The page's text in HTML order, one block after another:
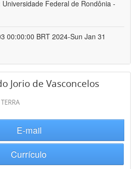
Universidade Federal de Rondônia -
00:00:00 BRT 2024-Sun Jan 31
Jorio de Vasconcelos
E-mail
Currículo